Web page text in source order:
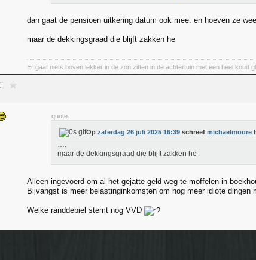
dan gaat de pensioen uitkering datum ook mee. en hoeven ze
maar de dekkingsgraad die blijft zakken he
Er gaat niets boven lekker in de zon zitten in de achtertuin met een heel koud
quote:
Op zaterdag 26 juli 2025 16:39 schreef michaelmoore
….
maar de dekkingsgraad die blijft zakken he
Alleen ingevoerd om al het gejatte geld weg te moffelen in
Bijvangst is meer belastinginkomsten om nog meer idiote dingen
Welke randdebiel stemt nog VVD